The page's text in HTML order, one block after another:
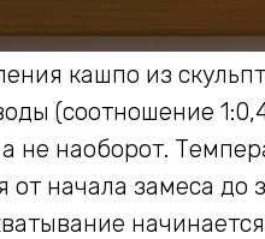
кашпо из
(соотношение
не наоборот.
от начала замеса